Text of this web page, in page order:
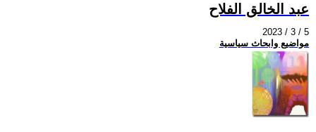
عبد الخالق الفلاح
2023 / 3 / 5
مواضيع وابحاث سياسية